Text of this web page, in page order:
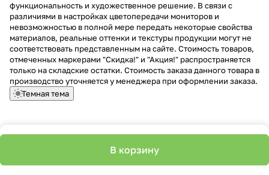
В корзину
функциональность и художественное решение. В связи с
различиями в настройках цветопередачи мониторов и
невозможностью в полной мере передать некоторые свойства
материалов, реальные оттенки и текстуры продукции могут не
соответствовать представленным на сайте. Стоимость товаров,
отмеченных маркерами "Скидка!" и "Акция!" распространяется
только на складские остатки. Стоимость заказа данного товара в
производство уточняется у менеджера при оформлении заказа.
Темная тема